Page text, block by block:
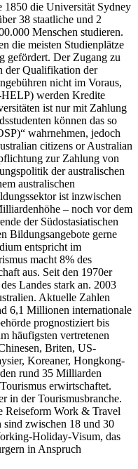
1850 die Universität Sydney
38 staatliche und 2
Menschen studieren.
die meisten Studienplätze
gefördert. Der Zugang zu
der Qualifikation der
nicht im Voraus,
HELP) werden Kredite
ist nur mit Zahlung
können das so
wahrnehmen, jedoch
citizens or Australian
zur Zahlung von
der australischen
australischen
ist inzwischen
– noch vor dem
der Südostasiatischen
Bildungsangebote gerne
entspricht im
macht 8% des
aus. Seit den 1970er
Landes stark an. 2003
Aktuelle Zahlen
6,1 Millionen internationale
prognostiziert bis
häufigsten vertretenen
Briten, US-
Koreaner, Hongkong-
rund 35 Milliarden
erwirtschaftet.
in der Tourismusbranche.
Reiseform Work & Travel
zwischen 18 und 30
Holiday-Visum, das
in Anspruch